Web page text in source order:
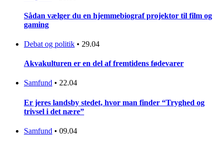
Sådan vælger du en hjemmebiograf projektor til film og
gaming
Debat og politik • 29.04
Akvakulturen er en del af fremtidens fødevarer
Samfund • 22.04
Er jeres landsby stedet, hvor man finder “Tryghed og
trivsel i det nære”
Samfund • 09.04